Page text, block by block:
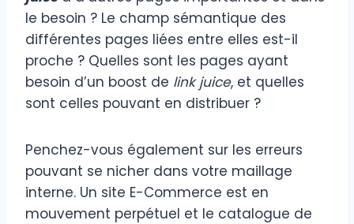
le besoin ? Le champ sémantique des
différentes pages liées entre elles est-il
proche ? Quelles sont les pages ayant
besoin d’un boost de link juice, et quelles
sont celles pouvant en distribuer ?
Penchez-vous également sur les erreurs
pouvant se nicher dans votre maillage
interne. Un site E-Commerce est en
mouvement perpétuel et le catalogue de